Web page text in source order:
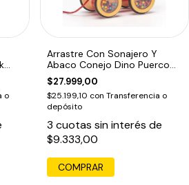
o
Arrastre Con Sonajero Y
Abaco Conejo Dino Puerco
Epin Cangre
$27.999,00
$25.199,10 con Transferencia o
depósito
3 cuotas sin interés de
$9.333,00
COMPRAR